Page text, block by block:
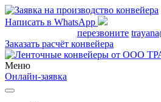
Написать в WhatsApp
перезвоните
Заказать расчёт конвейера
Меню
Онлайн-заявка